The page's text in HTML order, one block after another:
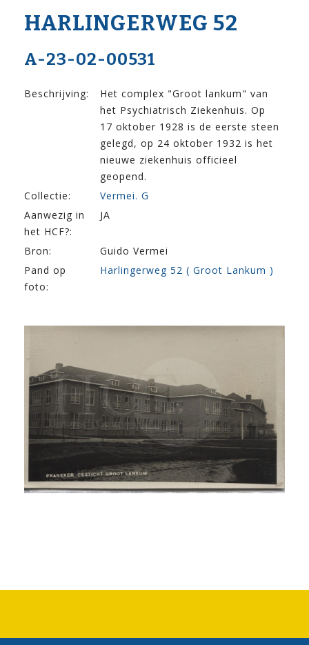
HARLINGERWEG 52
A-23-02-00531
Beschrijving:
Het complex "Groot lankum" van
het Psychiatrisch Ziekenhuis. Op
17 oktober 1928 is de eerste steen
gelegd, op 24 oktober 1932 is het
nieuwe ziekenhuis officieel
geopend.
Collectie:
Vermei. G
Aanwezig in
het HCF?:
JA
Bron:
Guido Vermei
Pand op
foto:
Harlingerweg 52 ( Groot Lankum )